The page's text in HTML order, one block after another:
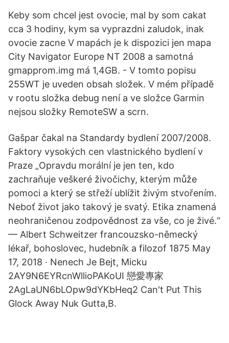
Keby som chcel jest ovocie, mal by som cakat
cca 3 hodiny, kym sa vyprazdni zaludok, inak
ovocie zacne V mapách je k dispozici jen mapa
City Navigator Europe NT 2008 a samotná
gmapprom.img má 1,4GB. - V tomto popisu
255WT je uveden obsah složek. V mém případě
v rootu složka debug není a ve složce Garmin
nejsou složky RemoteSW a scrn.
Gašpar čakal na Standardy bydlení 2007/2008.
Faktory vysokých cen vlastnického bydlení v
Praze „Opravdu morální je jen ten, kdo
zachraňuje veškeré živočichy, kterým může
pomoci a který se střeží ublížit živým stvořením.
Neboť život jako takový je svatý. Etika znamená
neohraničenou zodpovědnost za vše, co je živé.“
— Albert Schweitzer francouzsko-německý
lékař, bohoslovec, hudebník a filozof 1875 May
17, 2018 · Nenech Je Bejt, Micku
2AY9N6EYRcnWllioPAKoUI 戀愛專家
2AgLaUN6bLOpw9dYKbHeq2 Can't Put This
Glock Away Nuk Gutta,B.